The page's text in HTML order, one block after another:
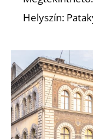
Helyszín: